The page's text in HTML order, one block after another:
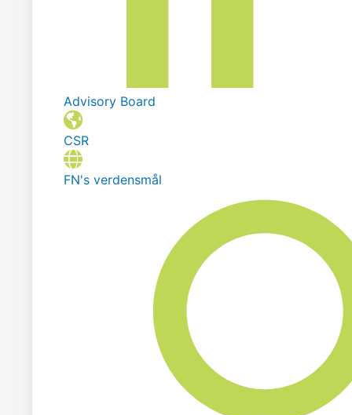
Advisory Board
CSR
FN's verdensmål